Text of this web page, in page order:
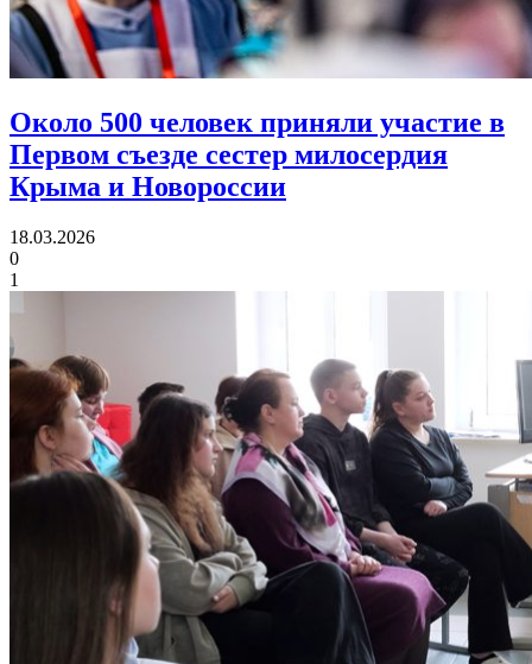
Около 500 человек приняли участие в
Первом съезде сестер милосердия
Крыма и Новороссии
18.03.2026
0
1